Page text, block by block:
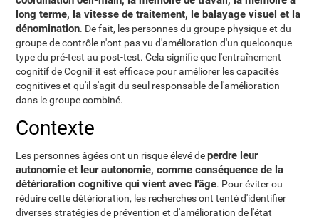
long terme, la vitesse de traitement, le balayage visuel et la
dénomination. De fait, les personnes du groupe physique et du
groupe de contrôle n'ont pas vu d'amélioration d'un quelconque
type du pré-test au post-test. Cela signifie que l'entraînement
cognitif de CogniFit est efficace pour améliorer les capacités
cognitives et qu'il s'agit du seul responsable de l'amélioration
dans le groupe combiné.
Contexte
Les personnes âgées ont un risque élevé deperdre leur
autonomie et leur autonomie, comme conséquence de la
détérioration cognitive qui vient avec l'âge. Pour éviter ou
réduire cette détérioration, les recherches ont tenté d'identifier
diverses stratégies de prévention et d'amélioration de l'état